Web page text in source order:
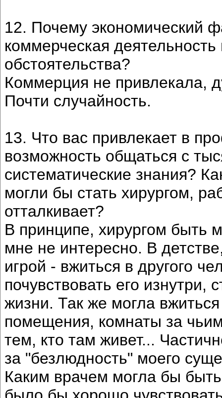
12. Почему экономический
коммерческая
обстоятельства?
Коммерция не привлекала,
Почти случайность.
13. Что вас привлекает в
возможность общаться с
систематические знания?
могли бы стать хирургом,
отталкивает?
В принципе, хирургом быть
мне не интересно. В
игрой - вжиться в другого
почувствовать его изнутри,
жизни. Так же могла
помещения, комнаты за
тем, кто там живет...
за "безлюдность" моего
Каким врачем могла бы